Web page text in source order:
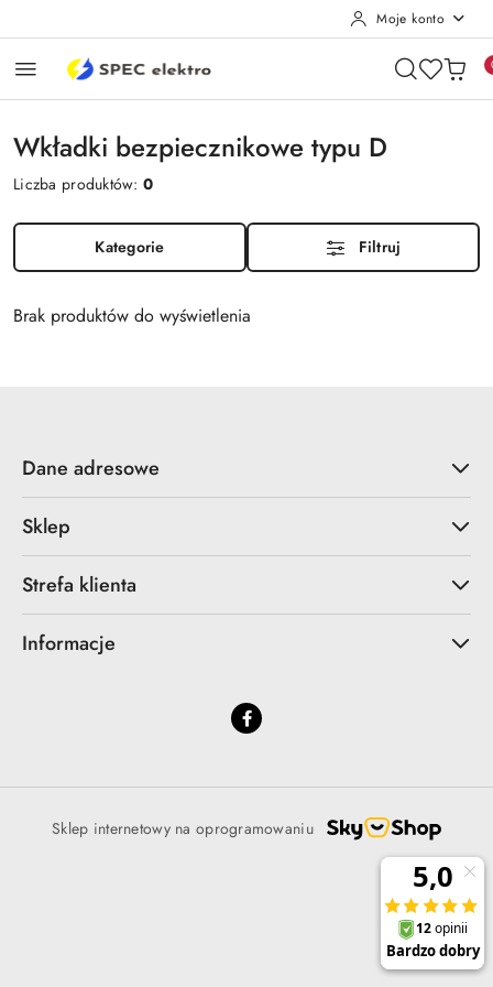
Moje konto
Wkładki bezpiecznikowe typu D
Liczba produktów:0
Kategorie Filtruj
Brak produktów do wyświetlenia
Dane adresowe
Sklep
Strefa klienta
Informacje
Sklep internetowy na oprogramowaniu